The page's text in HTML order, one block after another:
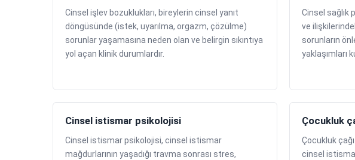
Cinsel işlev bozuklukları, bireylerin cinsel yanıt
döngüsünde (istek, uyarılma, orgazm, çözülme)
sorunlar yaşamasına neden olan ve belirgin sıkıntıya
yol açan klinik durumlardır.
Cinsel sağlık
ve
sorunların
yaklaşımları
Cinsel istismar psikolojisi
Cinsel istismar psikolojisi, cinsel istismar
mağdurlarının yaşadığı travma sonrası stres,
Çocukluk
Çocukluk
cinsel